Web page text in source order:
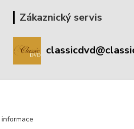
Zákaznický servis